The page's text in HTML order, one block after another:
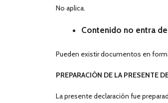
No aplica.
Contenido no entra
Pueden existir documentos en
PREPARACIÓN DE LA PRESENTE
La presente declaración fue